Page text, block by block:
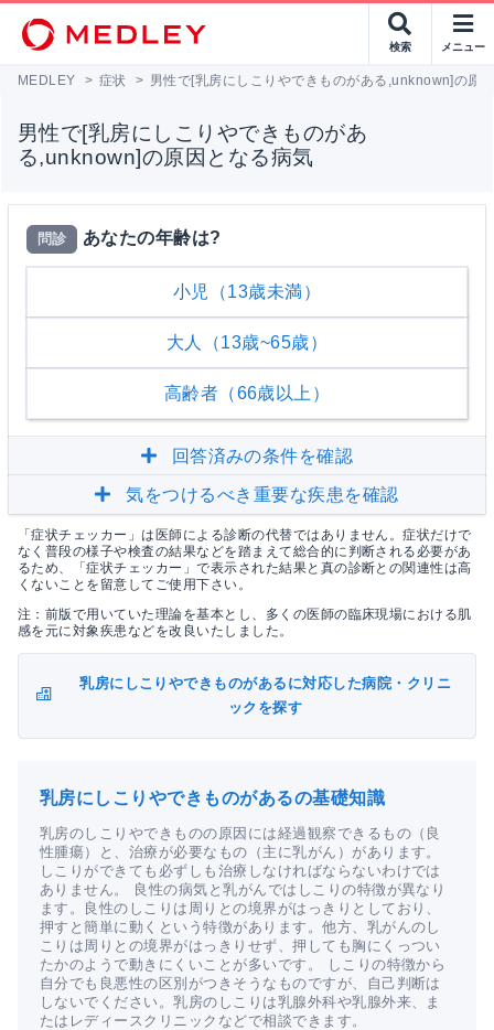
検索 メニュー
MEDLEY > 症状 > 男性で[乳房にしこりやできものがある,unknown]の原
男性で[乳房にしこりやできものがあ
る,unknown]の原因となる病気
問診 あなたの年齢は?
小児（13歳未満）
大人（13歳~65歳）
高齢者（66歳以上）
回答済みの条件を確認
気をつけるべき重要な疾患を確認
「症状チェッカー」は医師による診断の代替ではありません。症状だけで
なく普段の様子や検査の結果などを踏まえて総合的に判断される必要があ
るため、「症状チェッカー」で表示された結果と真の診断との関連性は高
くないことを留意してご使用下さい。
注：前版で用いていた理論を基本とし、多くの医師の臨床現場における肌
感を元に対象疾患などを改良いたしました。
乳房にしこりやできものがあるに対応した病院・クリニ
ックを探す
乳房にしこりやできものがあるの基礎知識
乳房のしこりやできものの原因には経過観察できるもの（良
性腫瘍）と、治療が必要なもの（主に乳がん）があります。
しこりができても必ずしも治療しなければならないわけでは
ありません。 良性の病気と乳がんではしこりの特徴が異なり
ます。良性のしこりは周りとの境界がはっきりとしており、
押すと簡単に動くという特徴があります。他方、乳がんのし
こりは周りとの境界がはっきりせず、押しても胸にくっつい
たかのようで動きにくいことが多いです。 しこりの特徴から
自分でも良悪性の区別がつきそうなものですが、自己判断は
しないでください。乳房のしこりは乳腺外科や乳腺外来、ま
たはレディースクリニックなどで相談できます。